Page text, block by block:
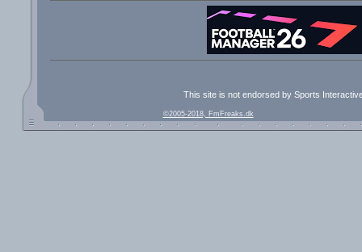
This site is not endorsed by Sports
©2005-2018, FmFreaks.dk